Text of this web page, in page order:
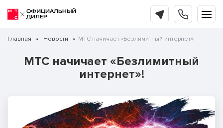
Главная Новости МТС начичает «Безлимитный интернет»!
МТС начичает «Безлимитный
интернет»!